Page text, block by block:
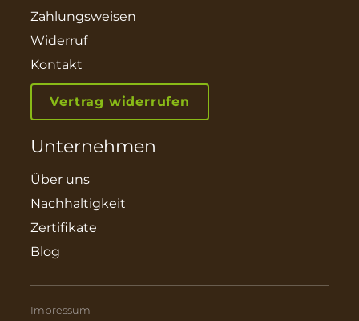
Zahlungsweisen
Widerruf
Kontakt
Vertrag widerrufen
Unternehmen
Über uns
Nachhaltigkeit
Zertifikate
Blog
Impressum